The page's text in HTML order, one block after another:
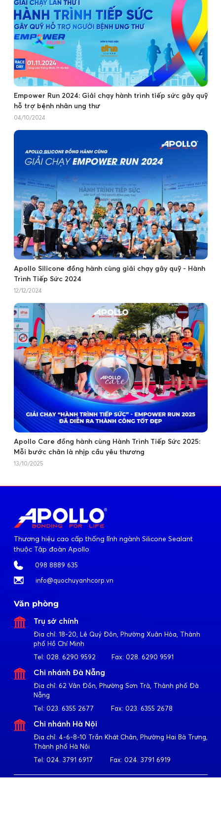
Empower Run 2024: Giải chạy hành trình tiếp sức gây quỹ
hỗ trợ bệnh nhân ung thư
04/10/2024
Apollo Silicone đồng hành cùng giải chạy gây quỹ - Hành
Trình Tiếp Sức 2024
12/12/2024
Apollo Care đồng hành cùng Hành Trình Tiếp Sức 2025:
Mỗi bước chân là nhịp cầu yêu thương
13/10/2025
Thương hiệu cao cấp thống lĩnh ngành Silicone Sealant
thuộc Tập đoàn Apollo
098 8889 635
info@quochuyanhcorp.vn
Văn phòng
Trụ sở chính
Địa chỉ: 18-20, Lê Quý Đôn, Phường Xuân Hòa, Thành
phố Hồ Chí Minh
Tel: 028. 6290 9592 Fax: 028. 6290 9591
Chi nhánh Đà Nẵng
Địa chỉ: 62 Vân Đồn, Phường Sơn Trà, Thành phố Đà
Nẵng
Tel: 023. 6355 2677 Fax: 023. 6355 2678
Chi nhánh Hà Nội
Địa chỉ: 4-6-8-10 Trần Khát Chân, Phường Hai Bà Trưng,
Thành phố Hà Nội
Tel: 024. 3791 6917 Fax: 024. 3791 6919